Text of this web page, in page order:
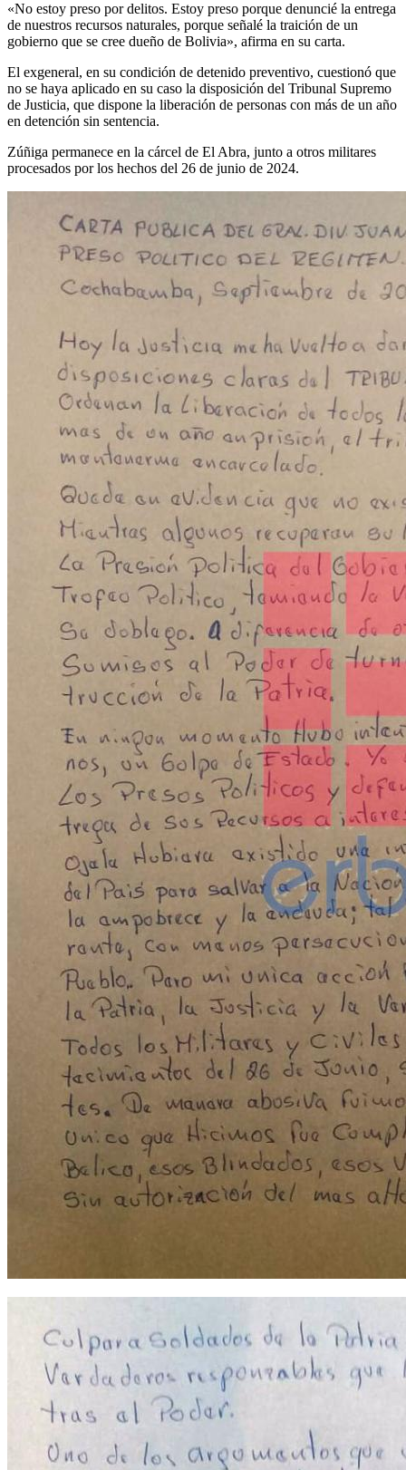
«No estoy preso por delitos. Estoy preso porque denuncié la entrega
de nuestros recursos naturales, porque señalé la traición de un
gobierno que se cree dueño de Bolivia», afirma en su carta.
El exgeneral, en su condición de detenido preventivo, cuestionó que
no se haya aplicado en su caso la disposición del Tribunal Supremo
de Justicia, que dispone la liberación de personas con más de un año
en detención sin sentencia.
Zúñiga permanece en la cárcel de El Abra, junto a otros militares
procesados por los hechos del 26 de junio de 2024.